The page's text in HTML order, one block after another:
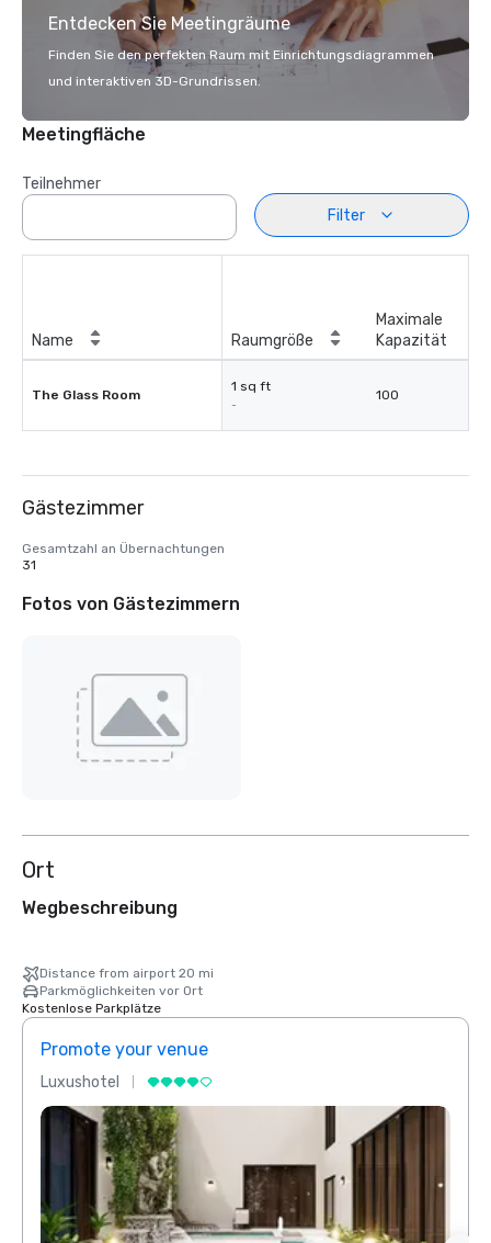
Entdecken Sie Meetingräume
Finden Sie den perfekten Raum mit Einrichtungsdiagrammen
und interaktiven 3D-Grundrissen.
Meetingfläche
Teilnehmer
Filter
Name Raumgröße
Maximale
Kapazität
The Glass Room
1 sq ft
-
100
Gästezimmer
Gesamtzahl an Übernachtungen
31
Fotos von Gästezimmern
Ort
Wegbeschreibung
Distance from airport 20 mi
Parkmöglichkeiten vor Ort
Kostenlose Parkplätze
Promote your venue
Luxushotel